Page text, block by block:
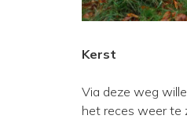
Kerst
Via deze weg
het reces weer te